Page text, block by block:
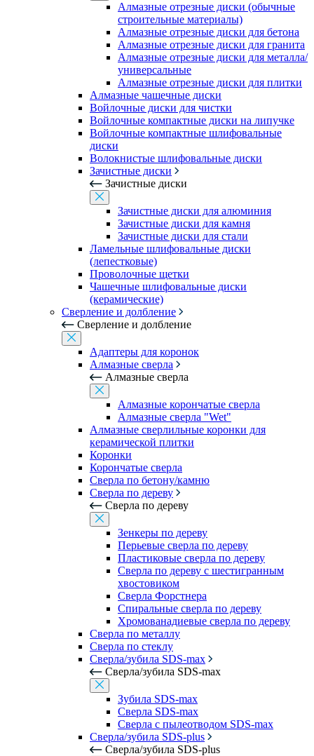
Алмазные отрезные диски (обычные
строительные материалы)
Алмазные отрезные диски для бетона
Алмазные отрезные диски для гранита
Алмазные отрезные диски для металла/
универсальные
Алмазные отрезные диски для плитки
Алмазные чашечные диски
Войлочные диски для чистки
Войлочные компактные диски на липучке
Войлочные компактные шлифовальные
диски
Волокнистые шлифовальные диски
Зачистные диски
Зачистные диски
Зачистные диски для алюминия
Зачистные диски для камня
Зачистные диски для стали
Ламельные шлифовальные диски
(лепестковые)
Проволочные щетки
Чашечные шлифовальные диски
(керамические)
Сверление и долбление
Сверление и долбление
Адаптеры для коронок
Алмазные сверла
Алмазные сверла
Алмазные корончатые сверла
Алмазные сверла "Wet"
Алмазные сверлильные коронки для
керамической плитки
Коронки
Корончатые сверла
Сверла по бетону/камню
Сверла по дереву
Сверла по дереву
Зенкеры по дереву
Перьевые сверла по дереву
Пластиковые сверла по дереву
Сверла по дереву с шестигранным
хвостовиком
Сверла Форстнера
Спиральные сверла по дереву
Хромованадиевые сверла по дереву
Сверла по металлу
Сверла по стеклу
Сверла/зубила SDS-max
Сверла/зубила SDS-max
Зубила SDS-max
Сверла SDS-max
Сверла с пылеотводом SDS-max
Сверла/зубила SDS-plus
Сверла/зубила SDS-plus